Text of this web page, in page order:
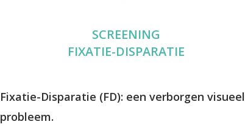
SCREENING
FIXATIE-DISPARATIE
Fixatie-Disparatie (FD): een verborgen visueel
probleem.